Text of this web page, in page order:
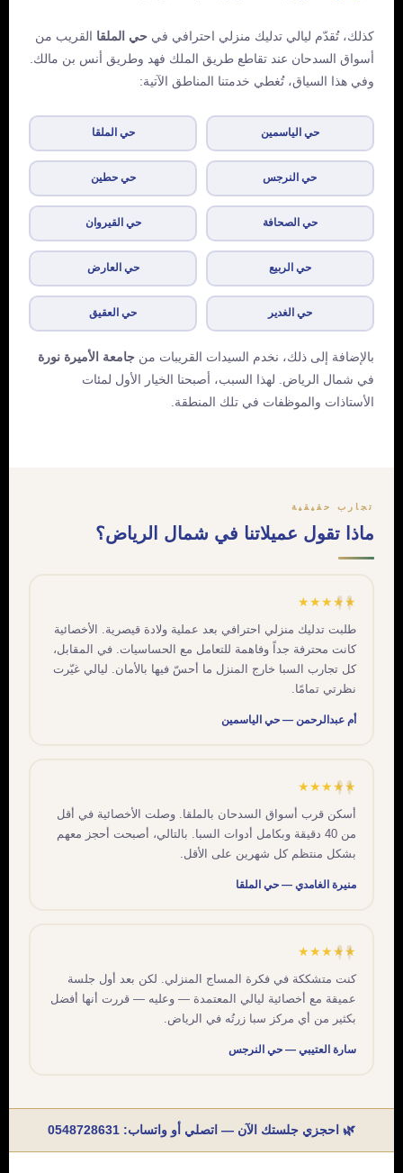
كذلك، تُقدّم ليالي تدليك منزلي احترافي فيحي الملقا القريب من
أسواق السدحان عند تقاطع طريق الملك فهد وطريق أنس بن مالك.
وفي هذا السياق، تُغطي خدمتنا المناطق الآتية:
حي الياسمين حي الملقا
حي النرجس حي حطين
حي الصحافة حي القيروان
حي الربيع حي العارض
حي الغدير حي العقيق
بالإضافة إلى ذلك، نخدم السيدات القريبات منجامعة الأميرة نورة
في شمال الرياض. لهذا السبب، أصبحنا الخيار الأول لمئات
الأستاذات والموظفات في تلك المنطقة.
تجارب حقيقية
ماذا تقول عميلاتنا في شمال الرياض؟
★★★★★
طلبت تدليك منزلي احترافي بعد عملية ولادة قيصرية. الأخصائية
كانت محترفة جداً وفاهمة للتعامل مع الحساسيات. في المقابل،
كل تجارب السبا خارج المنزل ما أحسّ فيها بالأمان. ليالي غيّرت
نظرتي تمامًا.
أم عبدالرحمن — حي الياسمين
★★★★★
أسكن قرب أسواق السدحان بالملقا. وصلت الأخصائية في أقل
من 40 دقيقة وبكامل أدوات السبا. بالتالي، أصبحت أحجز معهم
بشكل منتظم كل شهرين على الأقل.
منيرة الغامدي — حي الملقا
★★★★★
كنت متشككة في فكرة المساج المنزلي. لكن بعد أول جلسة
عميقة مع أخصائية ليالي المعتمدة — وعليه — قررت أنها أفضل
بكثير من أي مركز سبا زرتُه في الرياض.
سارة العتيبي — حي النرجس
🌿 احجزي جلستك الآن — اتصلي أو واتساب: 0548728631